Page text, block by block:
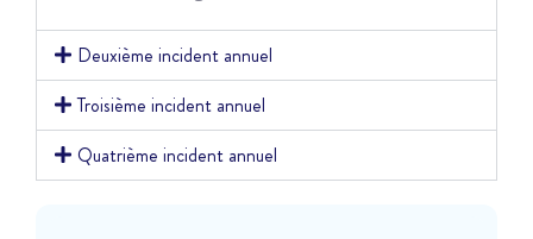
Deuxième incident annuel
Troisième incident annuel
Quatrième incident annuel